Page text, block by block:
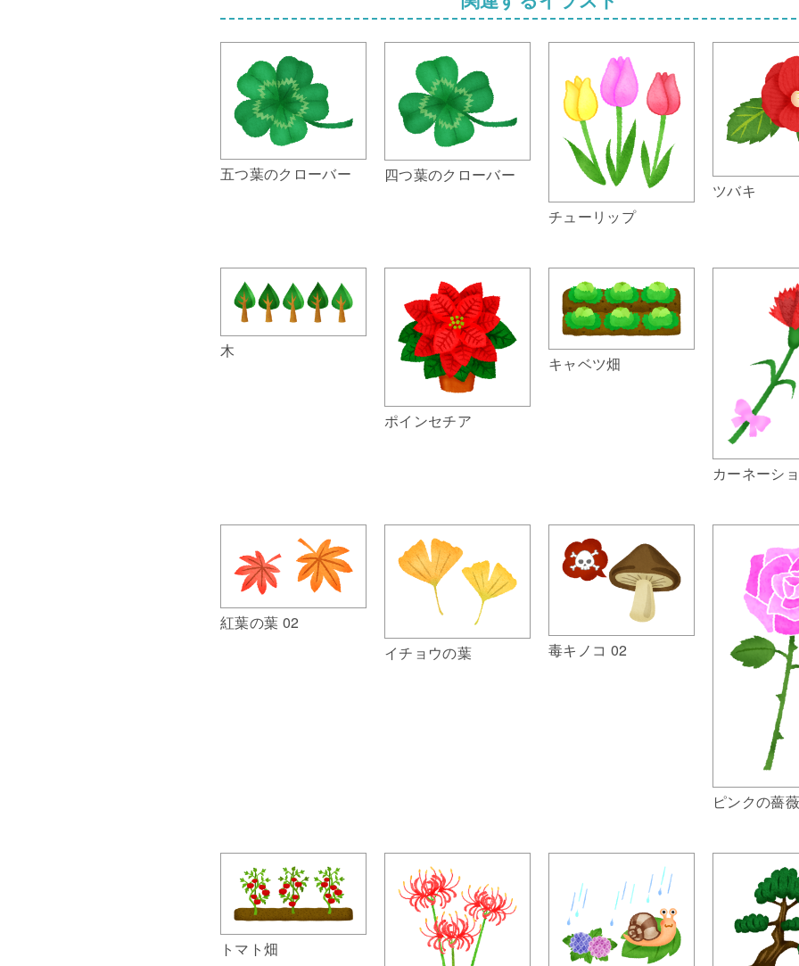
五つ葉のクローバー 四つ葉のクローバー
チューリップ
ツバキ
木
ポインセチア
キャベツ畑
カーネーシ
紅葉の葉 02
イチョウの葉
毒キノコ 02
ピンクの薔
トマト畑